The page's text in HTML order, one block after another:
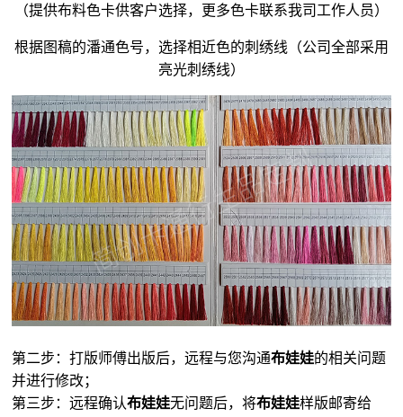
（提供布料色卡供客户选择，更多色卡联系我司工作人员）
根据图稿的潘通色号，选择相近色的刺绣线（公司全部采用
亮光刺绣线）
第二步：打版师傅出版后，远程与您沟通布娃娃的相关问题
并进行修改；
第三步：远程确认布娃娃无问题后，将布娃娃样版邮寄给